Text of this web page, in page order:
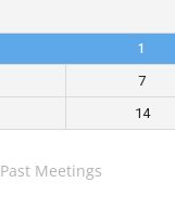
1
7
14
Past Meetings